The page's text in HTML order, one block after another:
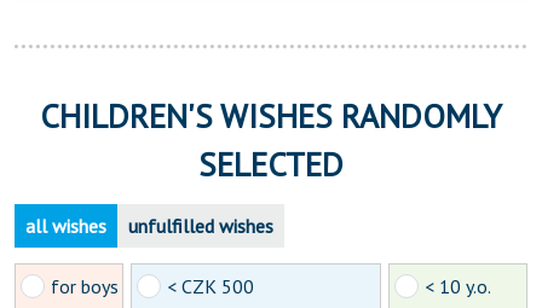
CHILDREN'S WISHES RANDOMLY
SELECTED
all wishes unfulfilled wishes
for boys
< CZK 500
< 10 y.o.